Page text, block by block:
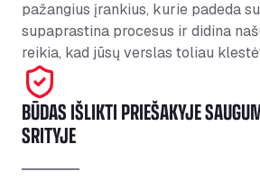
pažangius įrankius, kurie padeda
supaprastina procesus ir didina
reikia, kad jūsų verslas toliau
BŪDAS IŠLIKTI PRIEŠAKYJE
SRITYJE